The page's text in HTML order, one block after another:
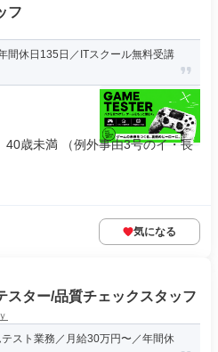
フ
間休日135日／ITスクール無料受講
40歳未満 （例外事由3号のイ・長
気になる
スター/品質チェックスタッフ
テスト業務／月給30万円〜／年間休